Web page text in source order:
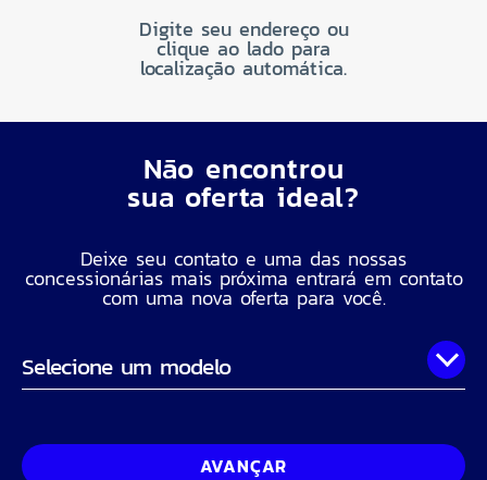
Digite seu endereço ou
clique ao lado para
localização automática.
Não encontrou
sua oferta ideal?
Deixe seu contato e uma das nossas
concessionárias mais próxima entrará em contato
com uma nova oferta para você.
Onde você está?Nome Completo
AVANÇAR